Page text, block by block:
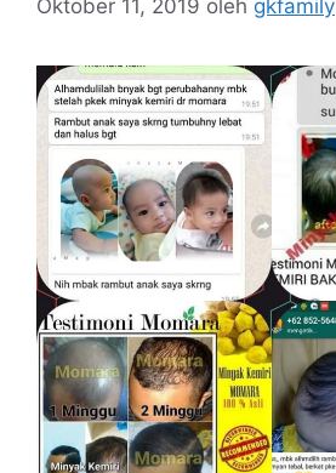
Oktober 11, 2019 oleh gkfamily